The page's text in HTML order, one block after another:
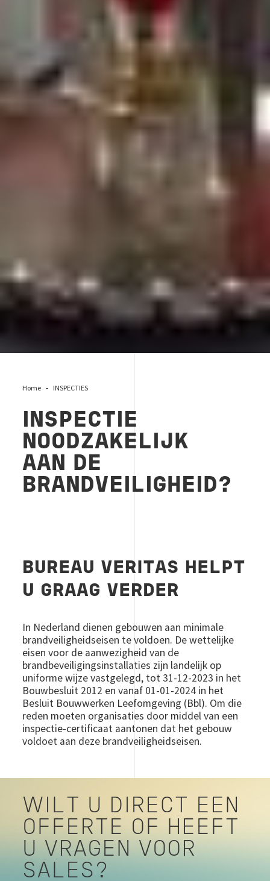
Home INSPECTIES
INSPECTIE
NOODZAKELIJK
AAN DE
BRANDVEILIGHEID?
BUREAU VERITAS HELPT
U GRAAG VERDER
In Nederland dienen gebouwen aan minimale
brandveiligheidseisen te voldoen. De wettelijke
eisen voor de aanwezigheid van de
brandbeveiligingsinstallaties zijn landelijk op
uniforme wijze vastgelegd, tot 31-12-2023 in het
Bouwbesluit 2012 en vanaf 01-01-2024 in het
Besluit Bouwwerken Leefomgeving (Bbl). Om die
reden moeten organisaties door middel van een
inspectie-certificaat aantonen dat het gebouw
voldoet aan deze brandveiligheidseisen.
WILT U DIRECT EEN
OFFERTE OF HEEFT
U VRAGEN VOOR
SALES?